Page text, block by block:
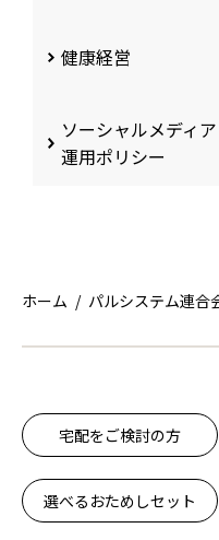
健康経営
ソーシャルメディア
運用ポリシー
ホーム パルシステム連合
宅配をご検討の方
選べるおためしセット